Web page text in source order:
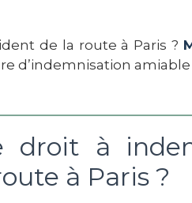
de la route à Paris ?
d’indemnisation
droit à
à Paris ?